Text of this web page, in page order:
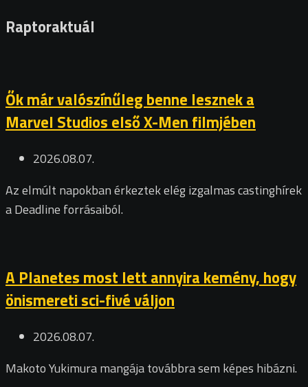
Raptoraktuál
Ők már valószínűleg benne lesznek a
Marvel Studios első X-Men filmjében
2026.08.07.
Az elmúlt napokban érkeztek elég izgalmas castinghírek
a Deadline forrásaiból.
A Planetes most lett annyira kemény, hogy
önismereti sci-fivé váljon
2026.08.07.
Makoto Yukimura mangája továbbra sem képes hibázni.